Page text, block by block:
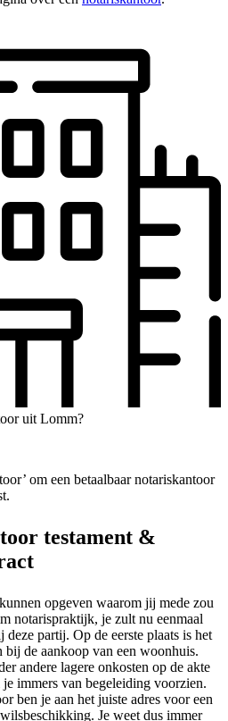
uit Lomm?
om een betaalbaar notariskantoor
testament &
opgeven waarom jij mede zou
notarispraktijk, je zult nu eenmaal
partij. Op de eerste plaats is het
bij de aankoop van een woonhuis.
andere lagere onkosten op de akte
immers van begeleiding voorzien.
ben je aan het juiste adres voor een
Je weet dus immer